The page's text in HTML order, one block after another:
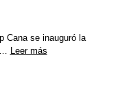
Cana se inauguró la
Leer más